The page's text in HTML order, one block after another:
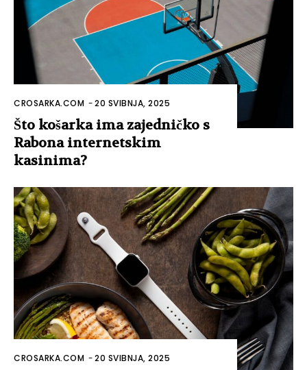
CROSARKA.COM -20 SVIBNJA, 2025
Što košarka ima zajedničko s
Rabona internetskim
kasinima?
CROSARKA.COM -20 SVIBNJA, 2025